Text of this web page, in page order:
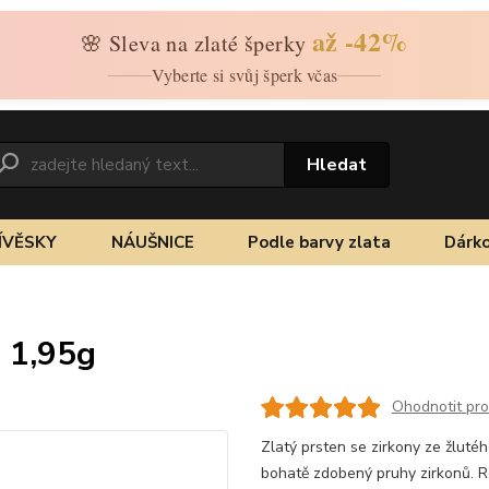
🌸 Sleva na zlaté šperky až -42%
Vyberte si svůj šperk včas
Hledat
NÁUŠNICE Podle barvy zlata
Ohodnotit
Zlatý prsten se zirkony ze
bohatě zdobený pruhy zirkonů.